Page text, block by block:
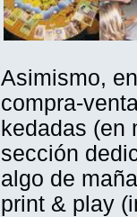
Asimismo,
compra-
kedadas (en
sección
algo de
print & play